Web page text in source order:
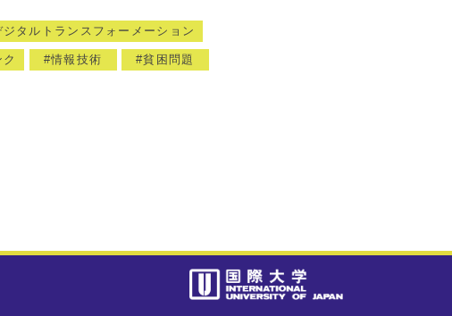
ジタルトランスフォーメーション
情報技術 貧困問題